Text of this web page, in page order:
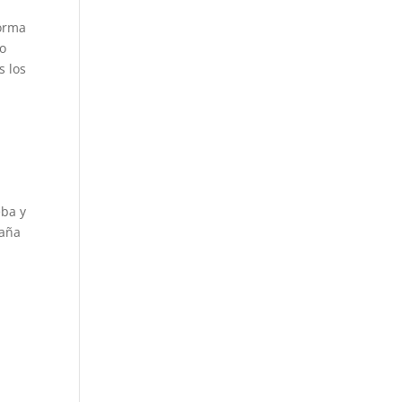
los
y